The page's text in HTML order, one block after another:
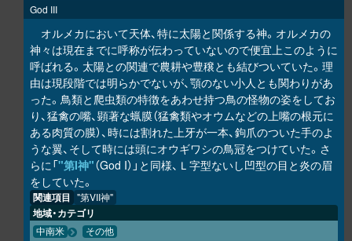
God III
オルメカにおいて天体、特に太陽と関係する神。オルメカの
神々は現在までに呼称が伝わっていないので便宜上このように
呼ばれる。太陽との関連で農耕や豊穣とも結びついていた。理
由は現段階では明らかでないが、顎のない小人とも関わりがあ
った。鳥類と爬虫類の特徴をあわせ持つ鳥の怪物の姿をしてお
り、猛禽の嘴、顕著な蝋膜（猛禽類やオウムなどの上嘴の根元に
ある肉質の膜）、時には割れた上牙が一本、鉤爪のついた手のよ
うな翼、そして時には頭にオウギワシの鳥冠をつけていた。さ
らに「"第I神"（God I）」と同様、Ｌ字型ないし凹型の目と炎の眉
をしていた。
関連項目 "第VII神"
地域・カテゴリ
中南米 その他